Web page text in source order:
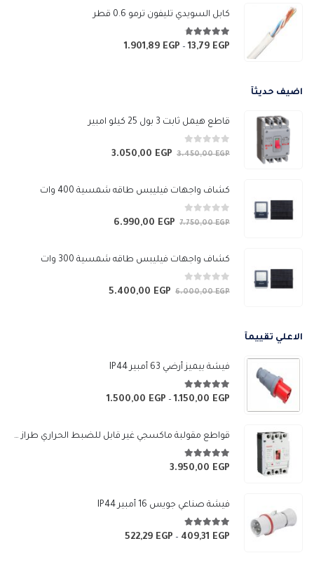
من
خلال
كابل السويدي تليفون ترمو 0.6 قطر
4.67 من 5
13,79 EGP
–
1.901,89 EGP
اضيف حديثآ
قاطع هيمل ثابت 3 بول 25 كيلو امبير
0 من 53.450,00EGP
السعر
هو:
3.050,00 EGP
السعر
هو:
كشاف واجهات فيليبس طاقه شمسية 400 وات
0 من 57.750,00EGP
السعر
هو:
6.990,00 EGP
هو:
كشاف واجهات فيليبس طاقه شمسية 300 وات
0 من 56.000,00EGP
السعر5.400,00 EGP
السعر
الاعلي تقييمآ
فيشة بيميز أرضي 63 أمبير IP44
5.00 من 5
1.150,00 EGP
–
1.500,00 EGP
من
قواطع مقولبة ماكسجي غير قابل للضبط الحراري طراز (SGM3-250L)
5.00 من 5
3.950,00 EGP
فيشة صناعي جويس 16 أمبير IP44
5.00 من 5
409,31 EGP
–
522,29 EGP
نطاق